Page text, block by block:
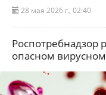
28 мая 2026 г., 02:40
Роспотребнадзор
опасном